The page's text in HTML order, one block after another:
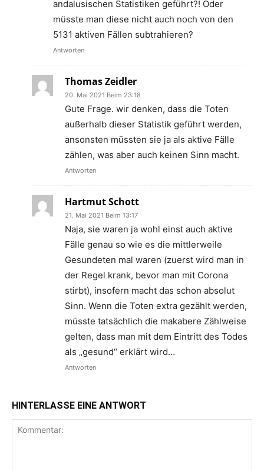
andalusischen Statistiken geführt?! Oder
müsste man diese nicht auch noch von den
5131 aktiven Fällen subtrahieren?
Antworten
Thomas Zeidler
20. Mai 2021 Beim 23:18
Gute Frage. wir denken, dass die Toten
außerhalb dieser Statistik geführt werden,
ansonsten müssten sie ja als aktive Fälle
zählen, was aber auch keinen Sinn macht.
Antworten
Hartmut Schott
21. Mai 2021 Beim 13:17
Naja, sie waren ja wohl einst auch aktive
Fälle genau so wie es die mittlerweile
Gesundeten mal waren (zuerst wird man in
der Regel krank, bevor man mit Corona
stirbt), insofern macht das schon absolut
Sinn. Wenn die Toten extra gezählt werden,
müsste tatsächlich die makabere Zählweise
gelten, dass man mit dem Eintritt des Todes
als „gesund“ erklärt wird…
Antworten
HINTERLASSE EINE ANTWORT